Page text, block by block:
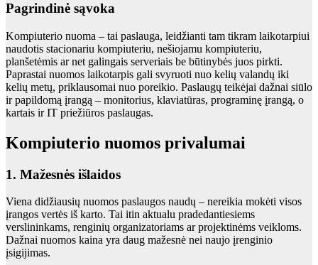
Pagrindinė sąvoka
Kompiuterio nuoma – tai paslauga, leidžianti tam tikram laikotarpiui
naudotis stacionariu kompiuteriu, nešiojamu kompiuteriu,
planšetėmis ar net galingais serveriais be būtinybės juos pirkti.
Paprastai nuomos laikotarpis gali svyruoti nuo kelių valandų iki
kelių metų, priklausomai nuo poreikio. Paslaugų teikėjai dažnai siūlo
ir papildomą įrangą – monitorius, klaviatūras, programinę įrangą, o
kartais ir IT priežiūros paslaugas.
Kompiuterio nuomos privalumai
1. Mažesnės išlaidos
Viena didžiausių nuomos paslaugos naudų – nereikia mokėti visos
įrangos vertės iš karto. Tai itin aktualu pradedantiesiems
verslininkams, renginių organizatoriams ar projektinėms veikloms.
Dažnai nuomos kaina yra daug mažesnė nei naujo įrenginio
įsigijimas.